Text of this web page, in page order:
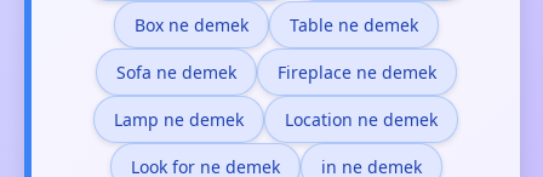
Box ne demek Table ne demek
Sofa ne demek Fireplace ne demek
Lamp ne demek Location ne demek
Look for ne demek in ne demek